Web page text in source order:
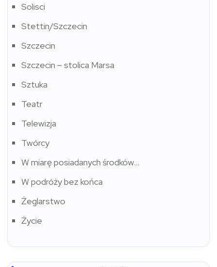
Solisci
Stettin/Szczecin
Szczecin
Szczecin – stolica Marsa
Sztuka
Teatr
Telewizja
Twórcy
W miarę posiadanych środków…
W podróży bez końca
Żeglarstwo
Życie